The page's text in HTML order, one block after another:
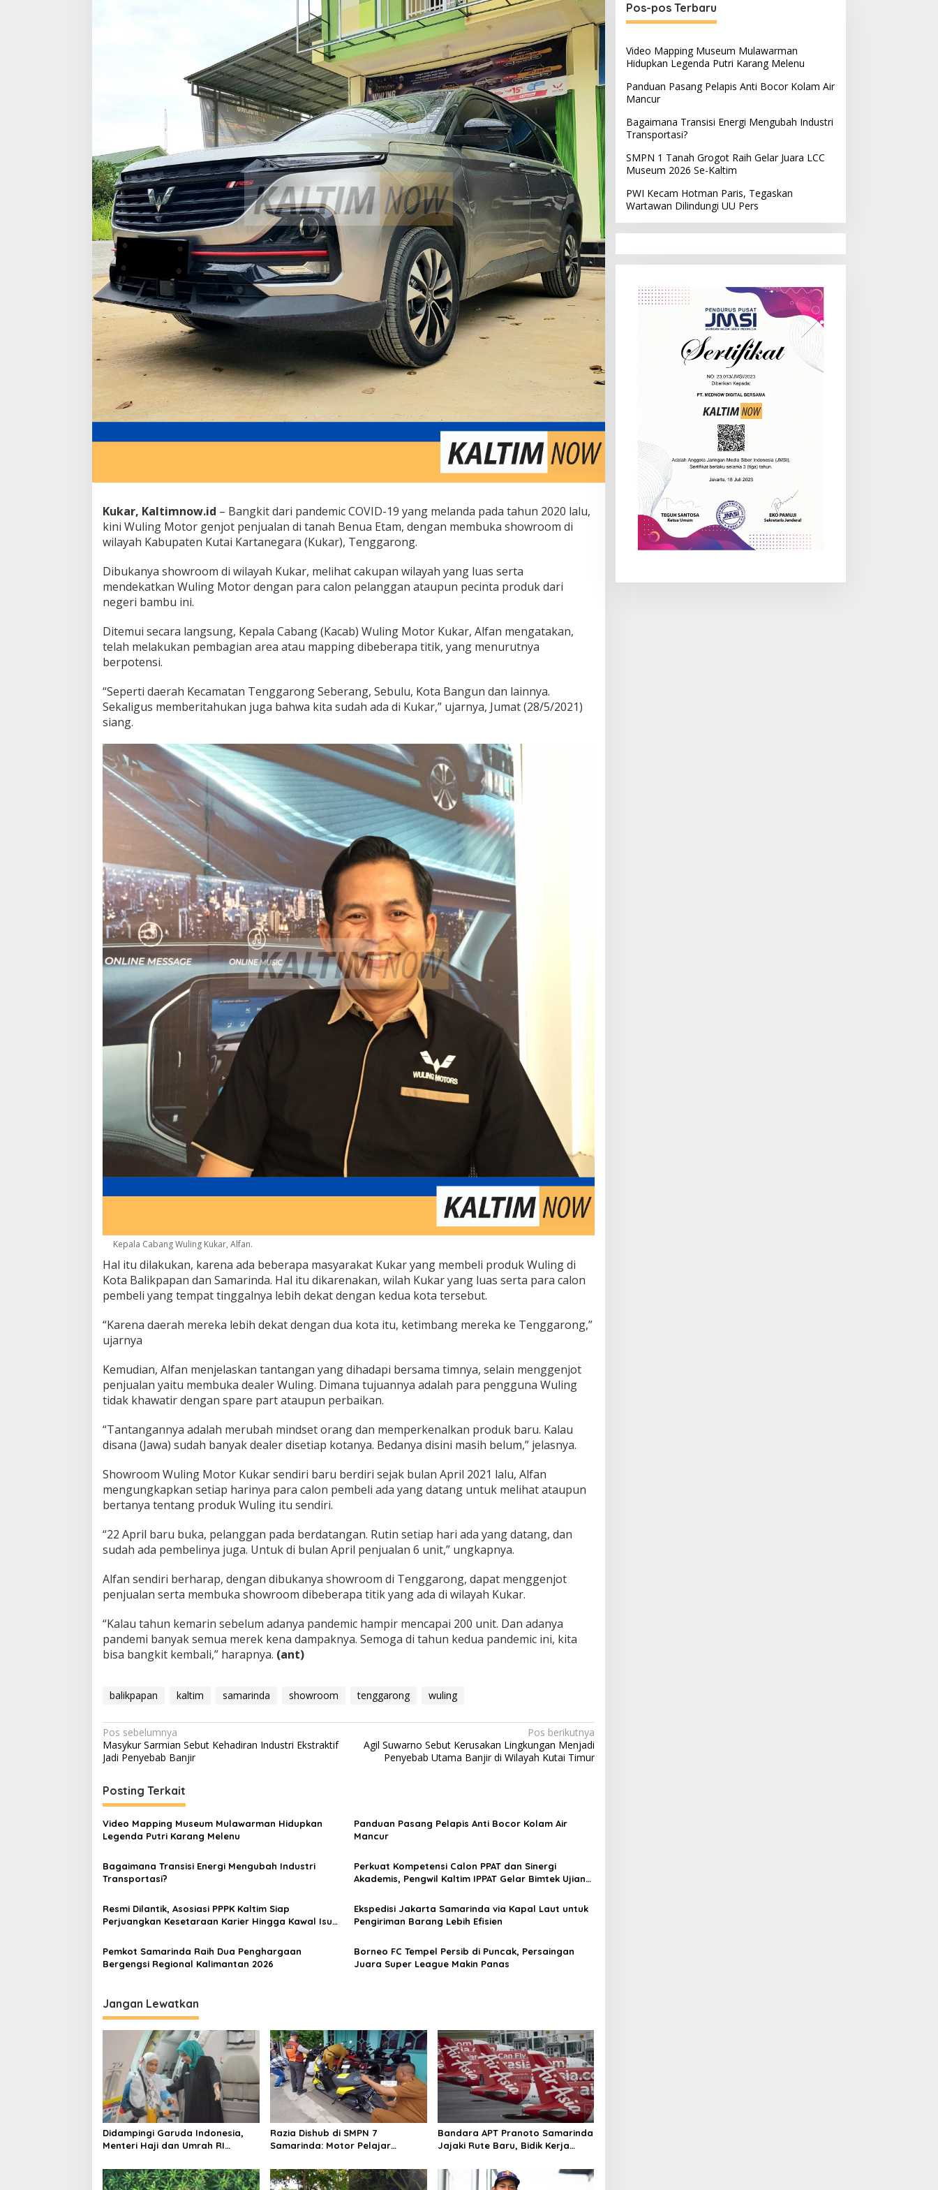
Kukar, Kaltimnow.id – Bangkit dari pandemic COVID-19 yang melanda pada tahun 2020 lalu,
kini Wuling Motor genjot penjualan di tanah Benua Etam, dengan membuka showroom di
wilayah Kabupaten Kutai Kartanegara (Kukar), Tenggarong.
Dibukanya showroom di wilayah Kukar, melihat cakupan wilayah yang luas serta
mendekatkan Wuling Motor dengan para calon pelanggan ataupun pecinta produk dari
negeri bambu ini.
Ditemui secara langsung, Kepala Cabang (Kacab) Wuling Motor Kukar, Alfan mengatakan,
telah melakukan pembagian area atau mapping dibeberapa titik, yang menurutnya
berpotensi.
“Seperti daerah Kecamatan Tenggarong Seberang, Sebulu, Kota Bangun dan lainnya.
Sekaligus memberitahukan juga bahwa kita sudah ada di Kukar,” ujarnya, Jumat (28/5/2021)
siang.
Kepala Cabang Wuling Kukar, Alfan.
Hal itu dilakukan, karena ada beberapa masyarakat Kukar yang membeli produk Wuling di
Kota Balikpapan dan Samarinda. Hal itu dikarenakan, wilah Kukar yang luas serta para calon
pembeli yang tempat tinggalnya lebih dekat dengan kedua kota tersebut.
“Karena daerah mereka lebih dekat dengan dua kota itu, ketimbang mereka ke Tenggarong,”
ujarnya
Kemudian, Alfan menjelaskan tantangan yang dihadapi bersama timnya, selain menggenjot
penjualan yaitu membuka dealer Wuling. Dimana tujuannya adalah para pengguna Wuling
tidak khawatir dengan spare part ataupun perbaikan.
“Tantangannya adalah merubah mindset orang dan memperkenalkan produk baru. Kalau
disana (Jawa) sudah banyak dealer disetiap kotanya. Bedanya disini masih belum,” jelasnya.
Showroom Wuling Motor Kukar sendiri baru berdiri sejak bulan April 2021 lalu, Alfan
mengungkapkan setiap harinya para calon pembeli ada yang datang untuk melihat ataupun
bertanya tentang produk Wuling itu sendiri.
“22 April baru buka, pelanggan pada berdatangan. Rutin setiap hari ada yang datang, dan
sudah ada pembelinya juga. Untuk di bulan April penjualan 6 unit,” ungkapnya.
Alfan sendiri berharap, dengan dibukanya showroom di Tenggarong, dapat menggenjot
penjualan serta membuka showroom dibeberapa titik yang ada di wilayah Kukar.
“Kalau tahun kemarin sebelum adanya pandemic hampir mencapai 200 unit. Dan adanya
pandemi banyak semua merek kena dampaknya. Semoga di tahun kedua pandemic ini, kita
bisa bangkit kembali,” harapnya. (ant)
balikpapan kaltim samarinda showroom tenggarong wuling
Navigasi
pos
Pos sebelumnya
Masykur Sarmian Sebut Kehadiran Industri Ekstraktif
Jadi Penyebab Banjir
Pos berikutnya
Agil Suwarno Sebut Kerusakan Lingkungan Menjadi
Penyebab Utama Banjir di Wilayah Kutai Timur
Posting Terkait
Video Mapping Museum Mulawarman Hidupkan
Legenda Putri Karang Melenu
Panduan Pasang Pelapis Anti Bocor Kolam Air
Mancur
Bagaimana Transisi Energi Mengubah Industri
Transportasi?
Perkuat Kompetensi Calon PPAT dan Sinergi
Akademis, Pengwil Kaltim IPPAT Gelar Bimtek Ujian
Resmi Dilantik, Asosiasi PPPK Kaltim Siap
Perjuangkan Kesetaraan Karier Hingga Kawal Isu
Ekspedisi Jakarta Samarinda via Kapal Laut untuk
Pengiriman Barang Lebih Efisien
Pemkot Samarinda Raih Dua Penghargaan
Bergengsi Regional Kalimantan 2026
Borneo FC Tempel Persib di Puncak, Persaingan
Juara Super League Makin Panas
Jangan Lewatkan
Didampingi Garuda Indonesia,
Menteri Haji dan Umrah RI
Penerbangan Haji di Balikpapan
Razia Dishub di SMPN 7
Samarinda: Motor Pelajar
Bandara APT Pranoto Samarinda
Jajaki Rute Baru, Bidik Kerja
Pos-pos Terbaru
Video Mapping Museum Mulawarman
Hidupkan Legenda Putri Karang Melenu
Panduan Pasang Pelapis Anti Bocor Kolam Air
Mancur
Bagaimana Transisi Energi Mengubah Industri
Transportasi?
SMPN 1 Tanah Grogot Raih Gelar Juara LCC
Museum 2026 Se-Kaltim
PWI Kecam Hotman Paris, Tegaskan
Wartawan Dilindungi UU Pers